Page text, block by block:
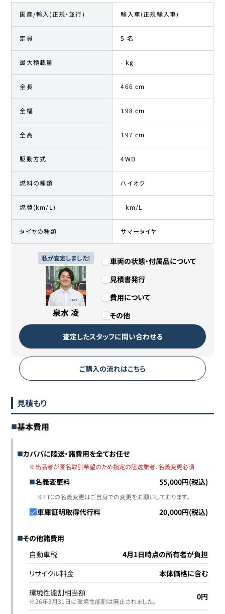
国産/輸入(正規・並行) 輸入車(正規輸入車)
定員 5 名
最大積載量 - kg
全長 466 cm
全幅 198 cm
全高 197 cm
駆動方式 4WD
燃料の種類 ハイオク
燃費(km/L) - km/L
タイヤの種類 サマータイヤ
私が査定しました!
泉水 凌
車両の状態・付属品について
見積書発行
費用について
その他
査定したスタッフに問い合わせる
ご購入の流れはこちら
見積もり
基本費用
カババに陸送・諸費用を全てお任せ
※出品者が匿名取引希望のため指定の陸送業者、名義変更必須
名義変更料 55,000円(税込)
※ETCの名義変更はご自身での変更をお願いしております。
車庫証明取得代行料 20,000円(税込)
その他諸費用
自動車税
4月1日時点の所有者が負担
リサイクル料金
本体価格に含む
環境性能割相当額
※26年3月31日に環境性能割は廃止されました｡ 0円